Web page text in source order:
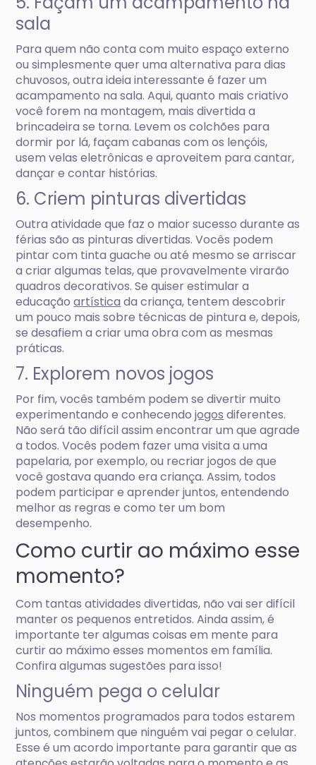
sala
Para quem não conta com muito espaço externo
ou simplesmente quer uma alternativa para dias
chuvosos, outra ideia interessante é fazer um
acampamento na sala. Aqui, quanto mais criativo
você forem na montagem, mais divertida a
brincadeira se torna. Levem os colchões para
dormir por lá, façam cabanas com os lençóis,
usem velas eletrônicas e aproveitem para cantar,
dançar e contar histórias.
6. Criem pinturas divertidas
Outra atividade que faz o maior sucesso durante as
férias são as pinturas divertidas. Vocês podem
pintar com tinta guache ou até mesmo se arriscar
a criar algumas telas, que provavelmente virarão
quadros decorativos. Se quiser estimular a
educaçãoartística da criança, tentem descobrir
um pouco mais sobre técnicas de pintura e, depois,
se desafiem a criar uma obra com as mesmas
práticas.
7. Explorem novos jogos
Por fim, vocês também podem se divertir muito
experimentando e conhecendojogos diferentes.
Não será tão difícil assim encontrar um que agrade
a todos. Vocês podem fazer uma visita a uma
papelaria, por exemplo, ou recriar jogos de que
você gostava quando era criança. Assim, todos
podem participar e aprender juntos, entendendo
melhor as regras e como ter um bom
desempenho.
Como curtir ao máximo esse
momento?
Com tantas atividades divertidas, não vai ser difícil
manter os pequenos entretidos. Ainda assim, é
importante ter algumas coisas em mente para
curtir ao máximo esses momentos em família.
Confira algumas sugestões para isso!
Ninguém pega o celular
Nos momentos programados para todos estarem
juntos, combinem que ninguém vai pegar o celular.
Esse é um acordo importante para garantir que as